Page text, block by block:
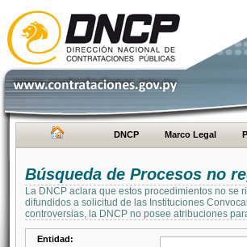
DNCP Marco Legal
Búsqueda de Procesos no
La DNCP aclara que estos procedimientos no se
difundidos a solicitud de las Instituciones
controversias, la DNCP no posee atribuciones
Entidad: